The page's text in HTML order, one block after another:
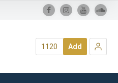
1120 Add